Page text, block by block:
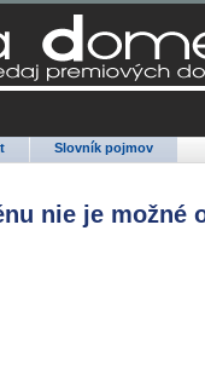
Slovník pojmov
nie je možné